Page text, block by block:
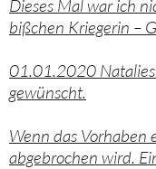
Dieses Mal war ich
bißchen Kriegerin –
01.01.2020 Natalies
gewünscht.
Wenn das
abgebrochen wird.